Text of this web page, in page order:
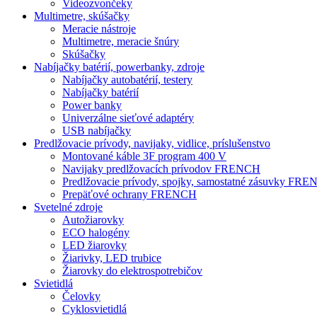
Videozvončeky
Multimetre, skúšačky
Meracie nástroje
Multimetre, meracie šnúry
Skúšačky
Nabíjačky batérií, powerbanky, zdroje
Nabíjačky autobatérií, testery
Nabíjačky batérií
Power banky
Univerzálne sieťové adaptéry
USB nabíjačky
Predlžovacie prívody, navijaky, vidlice, príslušenstvo
Montované káble 3F program 400 V
Navijaky predlžovacích prívodov FRENCH
Predlžovacie prívody, spojky, samostatné zásuvky
Prepäťové ochrany FRENCH
Svetelné zdroje
Autožiarovky
ECO halogény
LED žiarovky
Žiarivky, LED trubice
Žiarovky do elektrospotrebičov
Svietidlá
Čelovky
Cyklosvietidlá